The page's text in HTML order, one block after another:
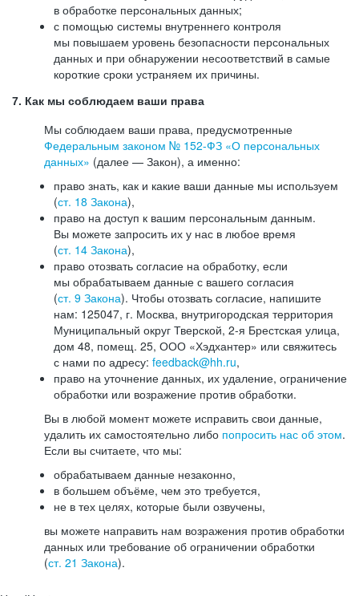
в обработке персональных данных;
с помощью системы внутреннего контроля
мы повышаем уровень безопасности персональных
данных и при обнаружении несоответствий в самые
короткие сроки устраняем их причины.
7. Как мы соблюдаем ваши права
Мы соблюдаем ваши права, предусмотренные
Федеральным законом № 152-ФЗ «О персональных
данных» (далее — Закон), а именно:
право знать, как и какие ваши данные мы используем
(ст. 18 Закона),
право на доступ к вашим персональным данным.
Вы можете запросить их у нас в любое время
(ст. 14 Закона),
право отозвать согласие на обработку, если
мы обрабатываем данные с вашего согласия
(ст. 9 Закона). Чтобы отозвать согласие, напишите
нам: 125047, г. Москва, внутригородская территория
Муниципальный округ Тверской, 2-я Брестская улица,
дом 48, помещ. 25, ООО «Хэдхантер» или свяжитесь
с нами по адресу: feedback@hh.ru,
право на уточнение данных, их удаление, ограничение
обработки или возражение против обработки.
Вы в любой момент можете исправить свои данные,
удалить их самостоятельно либо попросить нас об этом.
Если вы считаете, что мы:
обрабатываем данные незаконно,
в большем объёме, чем это требуется,
не в тех целях, которые были озвучены,
вы можете направить нам возражения против обработки
данных или требование об ограничении обработки
(ст. 21 Закона).